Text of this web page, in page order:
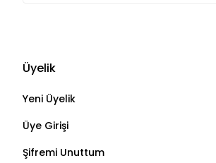
Üyelik
Yeni Üyelik
Üye Girişi
Şifremi Unuttum